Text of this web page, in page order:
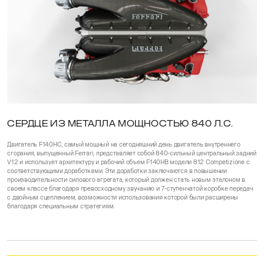
СЕРДЦЕ ИЗ МЕТАЛЛА МОЩНОСТЬЮ 840 Л.С.
Двигатель F140HC, самый мощный на сегодняшний день двигатель внутреннего
сгорания, выпущенный Ferrari, представляет собой 840-сильный центральный задний
V12 и использует архитектуру и рабочий объем F140HB модели 812 Competizione с
соответствующими доработками. Эти доработки заключаются в повышении
производительности силового агрегата, который должен стать новым эталоном в
своем классе благодаря превосходному звучанию и 7-ступенчатой коробке передач
с двойным сцеплением, возможности использования которой были расширены
благодаря специальным стратегиям.